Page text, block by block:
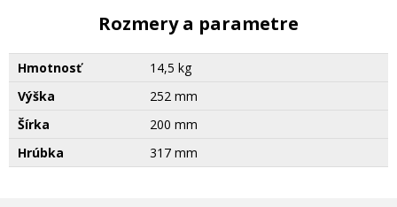
Rozmery a parametre
Hmotnosť
14,5 kg
Výška
252 mm
Šírka
200 mm
Hrúbka
317 mm